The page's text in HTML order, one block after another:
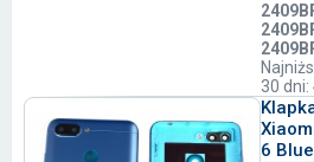
30 dni:
6 Blue